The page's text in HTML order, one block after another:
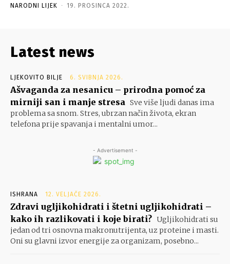
NARODNI LIJEK - 19. PROSINCA 2022.
Latest news
LJEKOVITO BILJE 6. SVIBNJA 2026.
Ašvaganda za nesanicu – prirodna pomoć za
mirniji san i manje stresa Sve više ljudi danas ima
problema sa snom. Stres, ubrzan način života, ekran
telefona prije spavanja i mentalni umor...
- Advertisement -
ISHRANA 12. VELJAČE 2026.
Zdravi ugljikohidrati i štetni ugljikohidrati –
kako ih razlikovati i koje birati? Ugljikohidrati su
jedan od tri osnovna makronutrijenta, uz proteine i masti.
Oni su glavni izvor energije za organizam, posebno...